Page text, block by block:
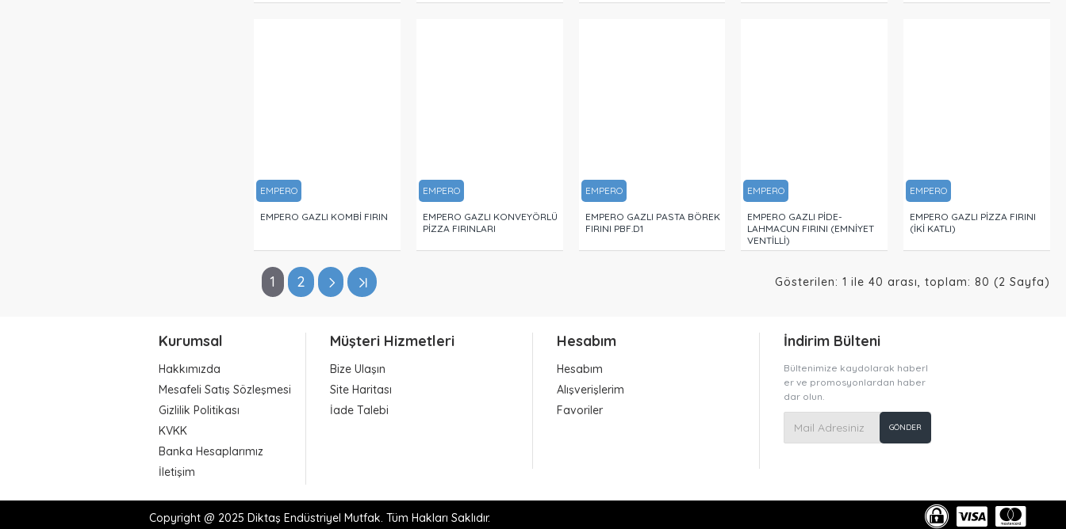
EMPERO
EMPERO GAZLI KOMBİ FIRIN
EMPERO
EMPERO GAZLI KONVEYÖRLÜ
PİZZA FIRINLARI
EMPERO
EMPERO GAZLI PASTA BÖREK
FIRINI PBF.D1
EMPERO
EMPERO GAZLI PİDE-
LAHMACUN FIRINI (EMNİYET
VENTİLLİ)
EMPERO
EMPERO GAZLI PİZZA FIRINI
(İKİ KATLI)
1 2 Gösterilen: 1 ile 40 arası, toplam: 80 (2 Sayfa)
Kurumsal
Hakkımızda
Mesafeli Satış Sözleşmesi
Gizlilik Politikası
KVKK
Banka Hesaplarımız
İletişim
Müşteri Hizmetleri
Bize Ulaşın
Site Haritası
İade Talebi
Hesabım
Hesabım
Alışverişlerim
Favoriler
İndirim Bülteni
Bültenimize kaydolarak haberl
er ve promosyonlardan haber
dar olun.
GÖNDER
Copyright @ 2025 Diktaş Endüstriyel Mutfak. Tüm Hakları Saklıdır.